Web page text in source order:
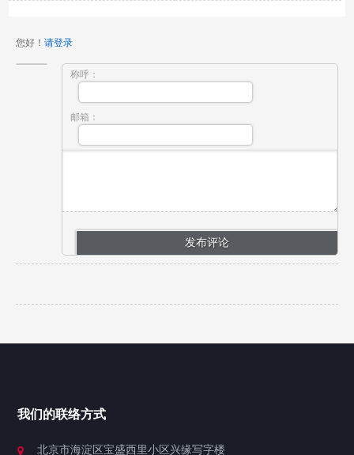
您好！ 请登录
称呼：
邮箱：
我们的联络方式
北京市海淀区宝盛西里小区兴缘写字楼